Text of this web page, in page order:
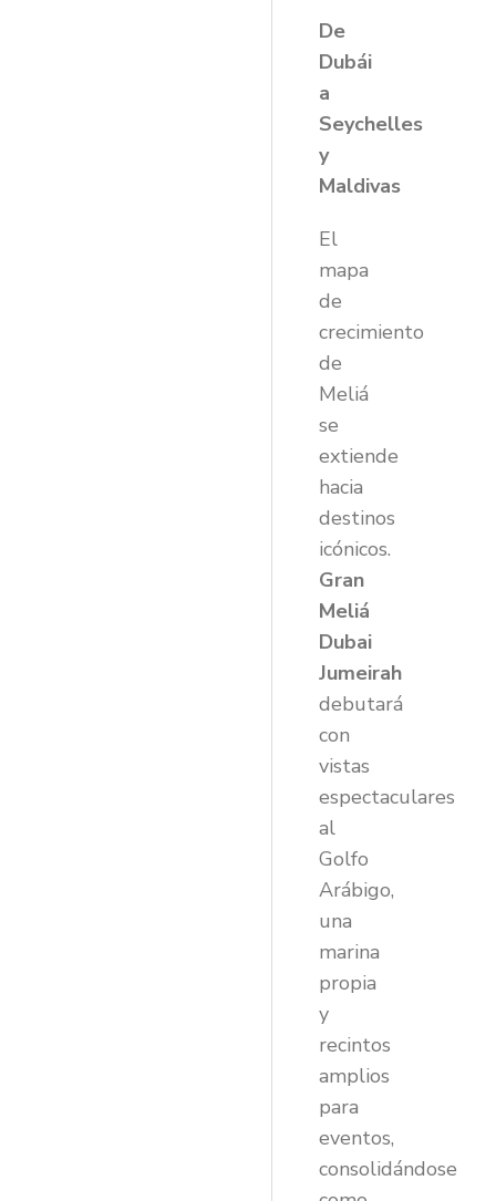
De
Dubái
a
Seychelles
y
Maldivas
El
mapa
de
crecimiento
de
Meliá
se
extiende
hacia
destinos
icónicos.
Gran
Meliá
Dubai
Jumeirah
debutará
con
vistas
espectaculares
al
Golfo
Arábigo,
una
marina
propia
y
recintos
amplios
para
eventos,
consolidándose